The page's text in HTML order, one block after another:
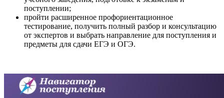
поступлении;
пройти расширенное профориентационное
тестирование, получить полный разбор и консультацию
от экспертов и выбрать направление для поступления и
предметы для сдачи ЕГЭ и ОГЭ.